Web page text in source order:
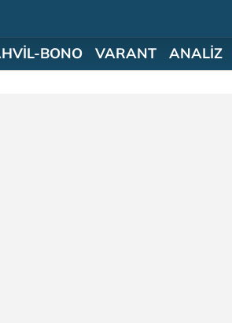
BONO VARANT ANALİZ